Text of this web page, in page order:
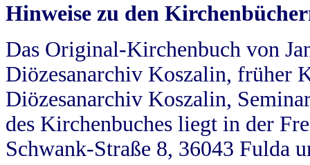
Hinweise zu den
Das Original-Kirchenbuch von
Diözesanarchiv Koszalin, früher
Diözesanarchiv Koszalin,
des Kirchenbuches liegt in der
Schwank-Straße 8, 36043 Fulda